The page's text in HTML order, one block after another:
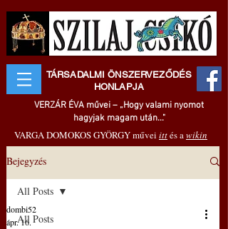
TÁRSADALMI ÖNSZERVEZŐDÉS
HONLAPJA
VERZÁR ÉVA művei – „Hogy valami nyomot
hagyjak magam után..."
VARGA DOMOKOS GYÖRGY művei ittés awikin
Bejegyzés
All Posts
All Posts
dombi52
ápr. 16.